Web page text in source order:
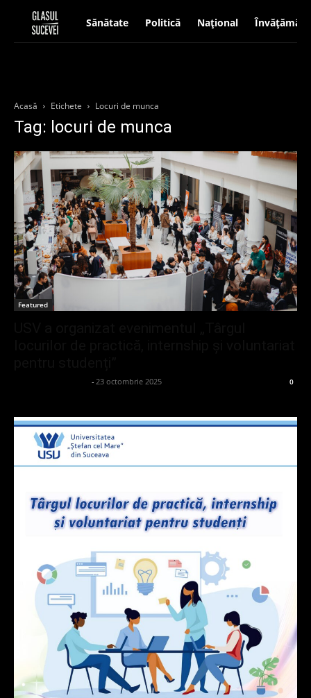
Sănătate Politică Național Învățământ
Acasă Etichete Locuri de munca
Tag: locuri de munca
Featured
- 23 octombrie 2025 0